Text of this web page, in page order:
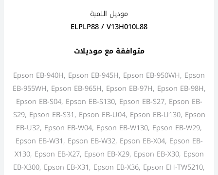
موديل اللمبة
ELPLP88 / V13H010L88
متوافقة مع موديلات
Epson EB-940H, Epson EB-945H, Epson EB-950WH, Epson
EB-955WH, Epson EB-965H, Epson EB-97H, Epson EB-98H,
Epson EB-S04, Epson EB-S130, Epson EB-S27, Epson EB-
S29, Epson EB-S31, Epson EB-U04, Epson EB-U130, Epson
EB-U32, Epson EB-W04, Epson EB-W130, Epson EB-W29,
Epson EB-W31, Epson EB-W32, Epson EB-X04, Epson EB-
X130, Epson EB-X27, Epson EB-X29, Epson EB-X30, Epson
EB-X300, Epson EB-X31, Epson EB-X36, Epson EH-TW5210,